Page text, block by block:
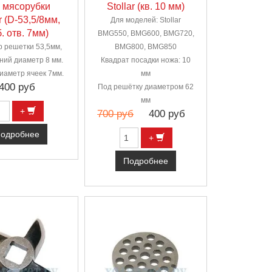
мясорубки
(D-53,5/8мм,
отв. 7мм)
решетки 53,5мм,
диаметр 8 мм.
ячеек 7мм.
руб
+
Stollar (кв. 10 мм)
Для моделей: Stollar
BMG550, BMG600, BMG720,
BMG800, BMG850
Квадрат посадки ножа: 10
мм
Под решётку диаметром 62
мм
700 руб 400 руб
+
Подробнее